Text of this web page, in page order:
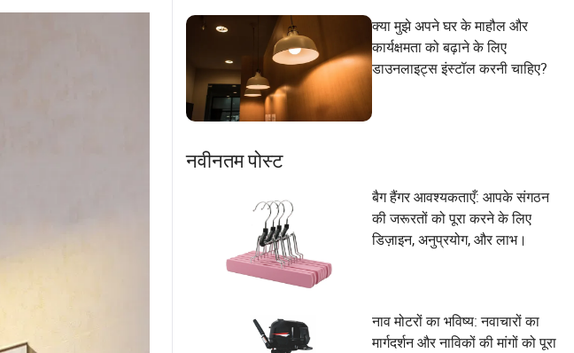
क्या मुझे अपने घर के माहौल और
कार्यक्षमता को बढ़ाने के लिए
डाउनलाइट्स इंस्टॉल करनी चाहिए?
नवीनतम पोस्ट
बैग हैंगर आवश्यकताएँ: आपके संगठन
की जरूरतों को पूरा करने के लिए
डिज़ाइन, अनुप्रयोग, और लाभ।
नाव मोटरों का भविष्य: नवाचारों का
मार्गदर्शन और नाविकों की मांगों को पूरा